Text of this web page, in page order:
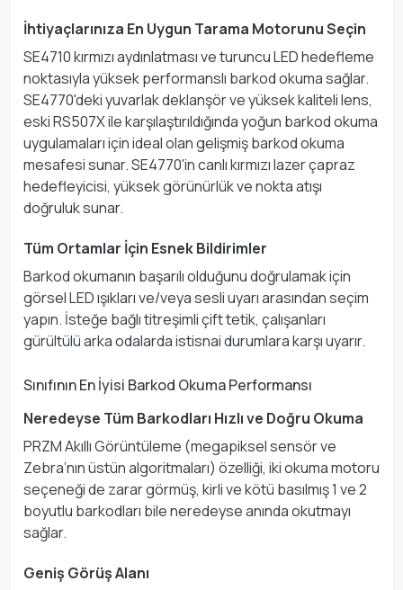
İhtiyaçlarınıza En Uygun Tarama Motorunu Seçin
SE4710 kırmızı aydınlatması ve turuncu LED hedefleme
noktasıyla yüksek performanslı barkod okuma sağlar.
SE4770'deki yuvarlak deklanşör ve yüksek kaliteli lens,
eski RS507X ile karşılaştırıldığında yoğun barkod okuma
uygulamaları için ideal olan gelişmiş barkod okuma
mesafesi sunar. SE4770'in canlı kırmızı lazer çapraz
hedefleyicisi, yüksek görünürlük ve nokta atışı
doğruluk sunar.
Tüm Ortamlar İçin Esnek Bildirimler
Barkod okumanın başarılı olduğunu doğrulamak için
görsel LED ışıkları ve/veya sesli uyarı arasından seçim
yapın. İsteğe bağlı titreşimli çift tetik, çalışanları
gürültülü arka odalarda istisnai durumlara karşı uyarır.
Sınıfının En İyisi Barkod Okuma Performansı
Neredeyse Tüm Barkodları Hızlı ve Doğru Okuma
PRZM Akıllı Görüntüleme (megapiksel sensör ve
Zebra’nın üstün algoritmaları) özelliği, iki okuma motoru
seçeneği de zarar görmüş, kirli ve kötü basılmış 1 ve 2
boyutlu barkodları bile neredeyse anında okutmayı
sağlar.
Geniş Görüş Alanı